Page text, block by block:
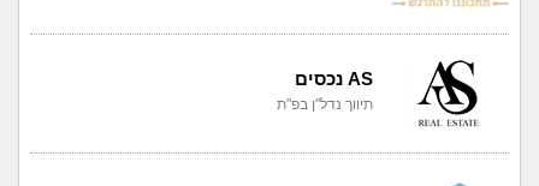
AS נכסים
תיווך נדל"ן בפ"ת